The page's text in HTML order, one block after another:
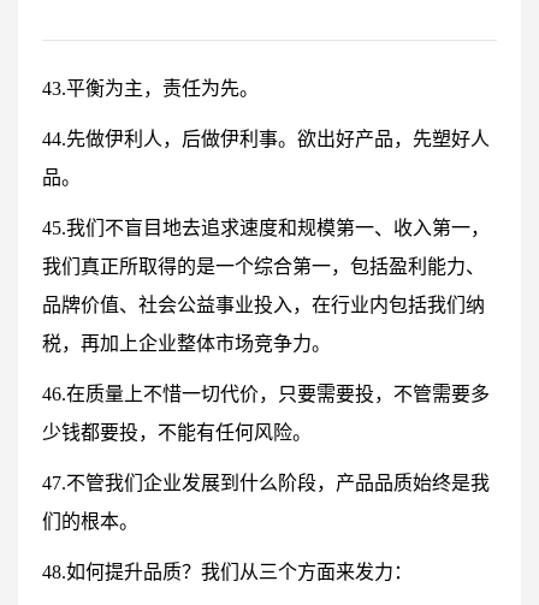
43.平衡为主，责任为先。
44.先做伊利人，后做伊利事。欲出好产品，先塑好人
品。
45.我们不盲目地去追求速度和规模第一、收入第一，
我们真正所取得的是一个综合第一，包括盈利能力、
品牌价值、社会公益事业投入，在行业内包括我们纳
税，再加上企业整体市场竞争力。
46.在质量上不惜一切代价，只要需要投，不管需要多
少钱都要投，不能有任何风险。
47.不管我们企业发展到什么阶段，产品品质始终是我
们的根本。
48.如何提升品质？我们从三个方面来发力：